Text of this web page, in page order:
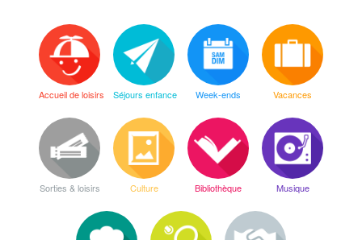
Accueil de loisirs Séjours enfance Week-ends Vacances
Sorties & loisirs Culture Bibliothèque Musique